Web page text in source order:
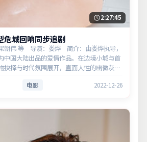
2:27:45
危城回响同步追剧
朝伟 等 导演：娄烨 简介：由娄烨执导，
中国大陆出品的爱情作品。在边境小城与首
抉择与时代氛围展开，直面人性的幽微灰
电影 2022-12-26